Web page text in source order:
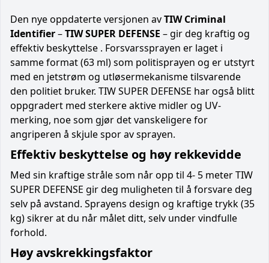
Den nye oppdaterte versjonen avTIW Criminal
Identifier–TIW SUPER DEFENSE – gir deg kraftig og
effektiv beskyttelse . Forsvarssprayen er laget i
samme format (63 ml) som politisprayen og er utstyrt
med en jetstrøm og utløsermekanisme tilsvarende
den politiet bruker. TIW SUPER DEFENSE har også blitt
oppgradert med sterkere aktive midler og UV-
merking, noe som gjør det vanskeligere for
angriperen å skjule spor av sprayen.
Effektiv beskyttelse og høy rekkevidde
Med sin kraftige stråle som når opp til 4- 5 meter TIW
SUPER DEFENSE gir deg muligheten til å forsvare deg
selv på avstand. Sprayens design og kraftige trykk (35
kg) sikrer at du når målet ditt, selv under vindfulle
forhold.
Høy avskrekkingsfaktor